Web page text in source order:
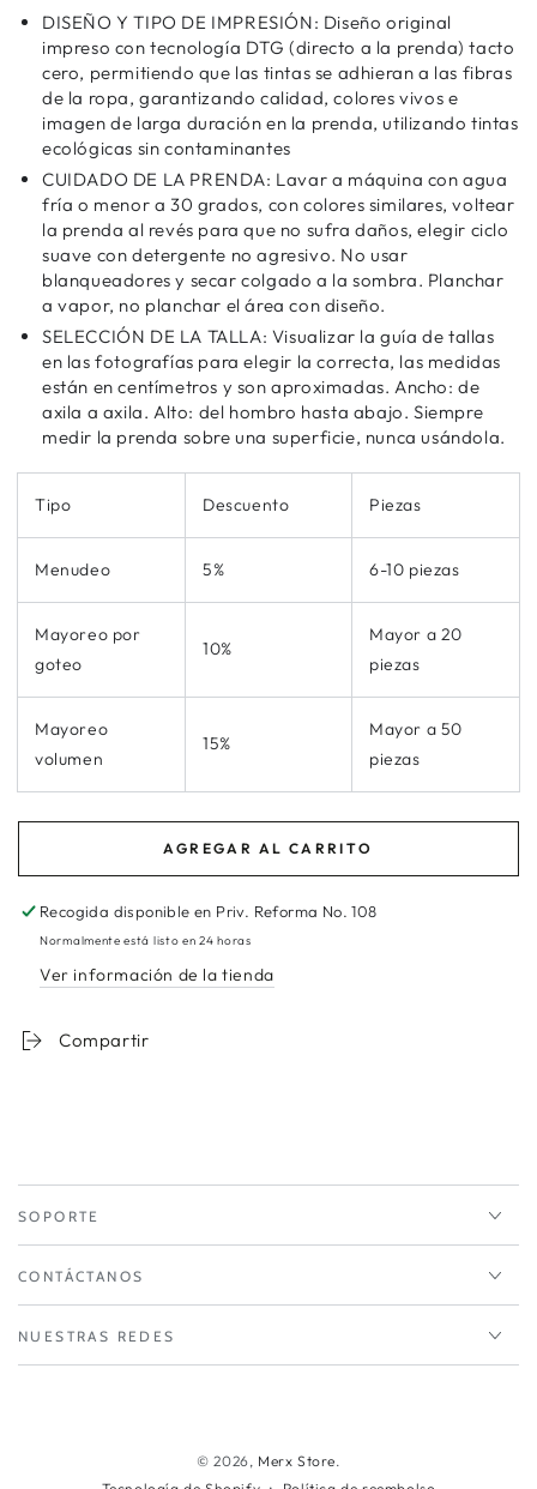
DISEÑO Y TIPO DE IMPRESIÓN: Diseño original
impreso con tecnología DTG (directo a la prenda) tacto
cero, permitiendo que las tintas se adhieran a las fibras
de la ropa, garantizando calidad, colores vivos e
imagen de larga duración en la prenda, utilizando tintas
ecológicas sin contaminantes
CUIDADO DE LA PRENDA: Lavar a máquina con agua
fría o menor a 30 grados, con colores similares, voltear
la prenda al revés para que no sufra daños, elegir ciclo
suave con detergente no agresivo. No usar
blanqueadores y secar colgado a la sombra. Planchar
a vapor, no planchar el área con diseño.
SELECCIÓN DE LA TALLA: Visualizar la guía de tallas
en las fotografías para elegir la correcta, las medidas
están en centímetros y son aproximadas. Ancho: de
axila a axila. Alto: del hombro hasta abajo. Siempre
medir la prenda sobre una superficie, nunca usándola.
Tipo Descuento Piezas
Menudeo 5% 6-10 piezas
Mayoreo por
goteo
10%
Mayor a 20
piezas
Mayoreo
volumen
15%
Mayor a 50
piezas
AGREGAR AL CARRITO
Recogida disponible en Priv. Reforma No. 108
Normalmente está listo en 24 horas
Ver información de la tienda
Compartir
SOPORTE
CONTÁCTANOS
NUESTRAS REDES
© 2026, Merx Store.